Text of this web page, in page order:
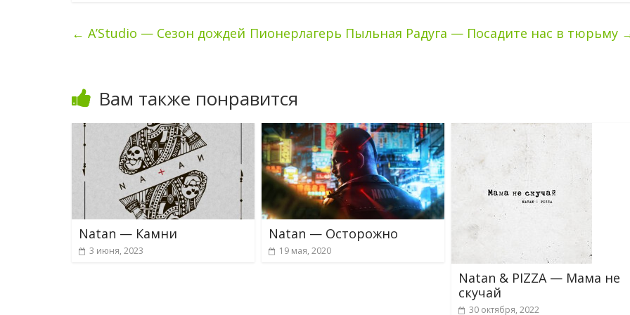
← A’Studio — Сезон дождей Пионерлагерь Пыльная Радуга — Посадите нас в тюрьму
Вам также понравится
Natan — Камни
3 июня, 2023
Natan — Осторожно
19 мая, 2020
Natan & PIZZA — Мама не
скучай
30 октября, 2022